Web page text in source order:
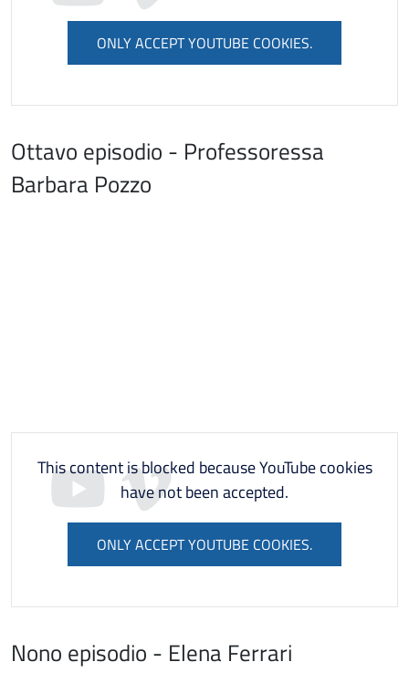
ONLY ACCEPT YOUTUBE COOKIES.
Ottavo episodio - Professoressa
Barbara Pozzo
This content is blocked because YouTube cookies
have not been accepted.
ONLY ACCEPT YOUTUBE COOKIES.
Nono episodio - Elena Ferrari